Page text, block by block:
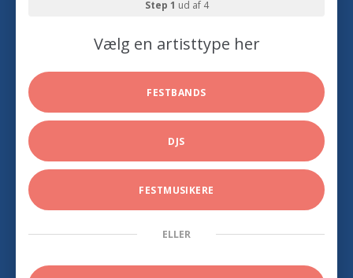
Step 1 ud af 4
Vælg en artisttype her
FESTBANDS
DJS
FESTMUSIKERE
ELLER